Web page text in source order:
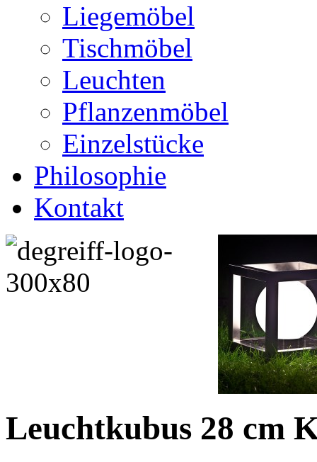
Liegemöbel
Tischmöbel
Leuchten
Pflanzenmöbel
Einzelstücke
Philosophie
Kontakt
Leuchtkubus 28 cm